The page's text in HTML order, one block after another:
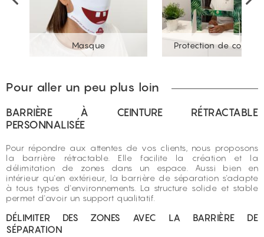
Masque Protection de
Pour aller un peu plus loin
BARRIÈRE À CEINTURE RÉTRACTABLE
PERSONNALISÉE
Pour répondre aux attentes de vos clients, nous proposons
la barrière rétractable. Elle facilite la création et la
délimitation de zones dans un espace. Aussi bien en
intérieur qu'en extérieur, la barrière de séparation s'adapte
à tous types d'environnements. La structure solide et stable
permet d'avoir un support qualitatif.
DÉLIMITER DES ZONES AVEC LA BARRIÈRE DE
SÉPARATION